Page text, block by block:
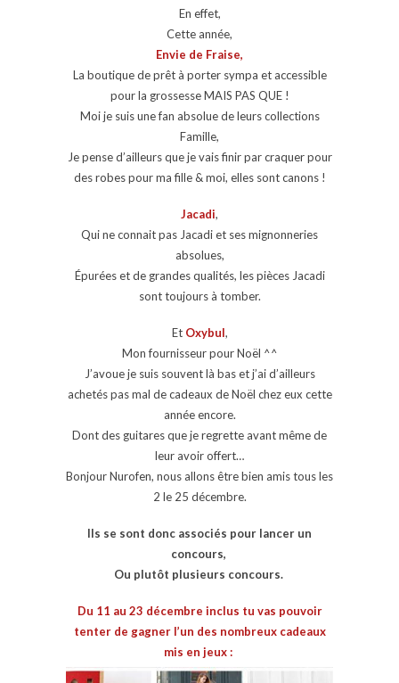
En effet,
Cette année,
Envie de Fraise,
La boutique de prêt à porter sympa et accessible
pour la grossesse MAIS PAS QUE !
Moi je suis une fan absolue de leurs collections
Famille,
Je pense d’ailleurs que je vais finir par craquer pour
des robes pour ma fille & moi, elles sont canons !
Jacadi,
Qui ne connait pas Jacadi et ses mignonneries
absolues,
Épurées et de grandes qualités, les pièces Jacadi
sont toujours à tomber.
Et Oxybul,
Mon fournisseur pour Noël ^^
J’avoue je suis souvent là bas et j’ai d’ailleurs
achetés pas mal de cadeaux de Noël chez eux cette
année encore.
Dont des guitares que je regrette avant même de
leur avoir offert…
Bonjour Nurofen, nous allons être bien amis tous les
2 le 25 décembre.
Ils se sont donc associés pour lancer un
concours,
Ou plutôt plusieurs concours.
Du 11 au 23 décembre inclus tu vas pouvoir
tenter de gagner l’un des nombreux cadeaux
mis en jeux :